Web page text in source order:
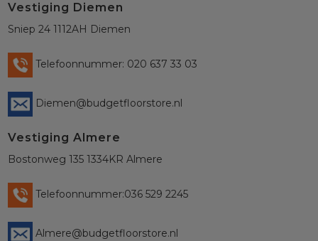
Vestiging Diemen
Sniep 24 1112AH Diemen
Telefoonnummer: 020 637 33 03
Diemen@budgetfloorstore.nl
Vestiging Almere
Bostonweg 135 1334KR Almere
Telefoonnummer:036 529 2245
Almere@budgetfloorstore.nl